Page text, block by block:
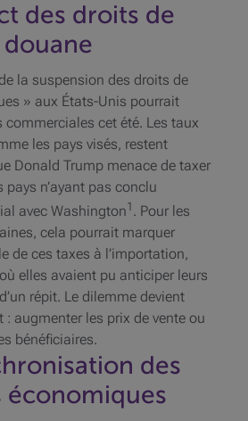
des droits de
douane
la suspension des droits de
» aux États-Unis pourrait
commerciales cet été. Les taux
les pays visés, restent
Donald Trump menace de taxer
n’ayant pas conclu
avec Washington1 . Pour les
cela pourrait marquer
de ces taxes à l’importation,
elles avaient pu anticiper leurs
répit. Le dilemme devient
: augmenter les prix de vente ou
bénéficiaires.
des
économiques